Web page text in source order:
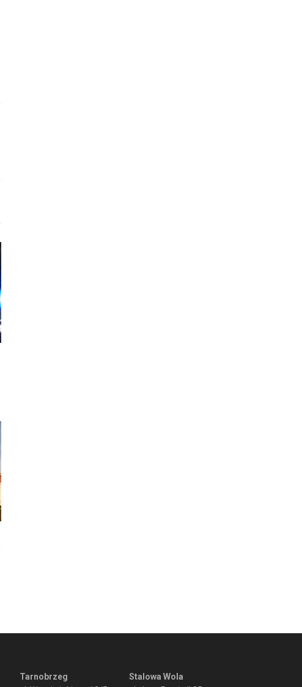
Tarnobrzeg
Stalowa Wola